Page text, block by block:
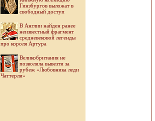
Гинзбургов выложат в
свободный доступ
В Англии найден ранее
неизвестный фрагмент
средневековой легенды
про короля Артура
Великобритания не
позволила вывезти за
рубеж «Любовника леди
Чаттерли»